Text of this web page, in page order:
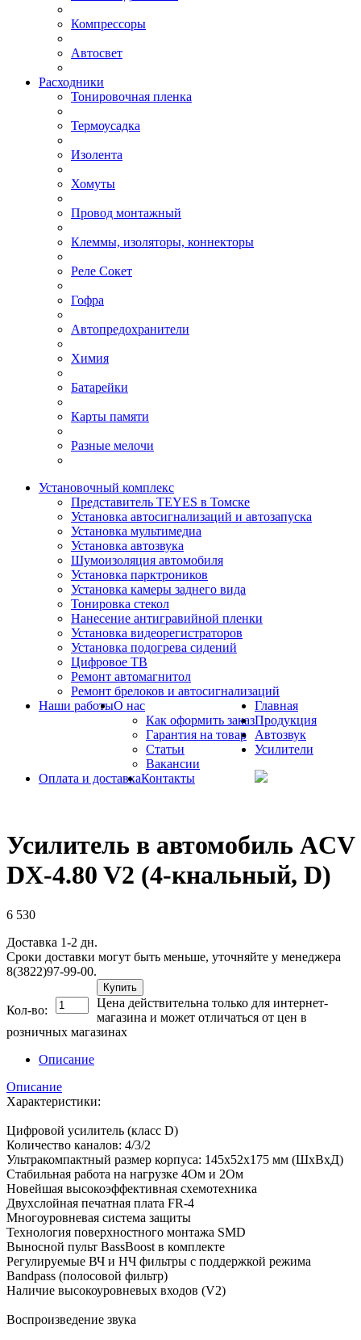
Компрессоры
Автосвет
Расходники
Тонировочная пленка
Термоусадка
Изолента
Хомуты
Провод монтажный
Клеммы, изоляторы, коннекторы
Реле Сокет
Гофра
Автопредохранители
Химия
Батарейки
Карты памяти
Разные мелочи
Установочный комплекс
Представитель TEYES в Томске
Установка автосигнализаций и автозапуска
Установка мультимедиа
Установка автозвука
Шумоизоляция автомобиля
Установка парктроников
Установка камеры заднего вида
Тонировка стекол
Нанесение антигравийной пленки
Установка видеорегистраторов
Установка подогрева сидений
Цифровое ТВ
Ремонт автомагнитол
Ремонт брелоков и автосигнализаций
Наши работыО нас
Как оформить заказ
Гарантия на товар
Статьи
Вакансии
Оплата и доставкаКонтакты
Главная
Продукция
Автозвук
Усилители
Усилитель в автомобиль ACV
DX-4.80 V2 (4-кнальный, D)
6 530
Доставка 1-2 дн.
Сроки доставки могут быть меньше, уточняйте у менеджера
8(3822)97-99-00.
Кол-во:
Купить
Цена действительна только для интернет-
магазина и может отличаться от цен в
розничных магазинах
Описание
Описание
Характеристики:
Цифровой усилитель (класс D)
Количество каналов: 4/3/2
Ультракомпактный размер корпуса: 145x52x175 мм (ШхВхД)
Стабильная работа на нагрузке 4Ом и 2Ом
Новейшая высокоэффективная схемотехника
Двухслойная печатная плата FR-4
Многоуровневая система защиты
Технология поверхностного монтажа SMD
Выносной пульт BassBoost в комплекте
Регулируемые ВЧ и НЧ фильтры c поддержкой режима
Bandpass (полосовой фильтр)
Наличие высокоуровневых входов (V2)
Воспроизведение звука